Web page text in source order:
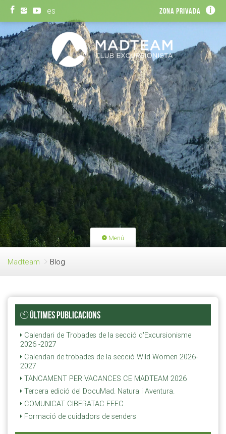
es Zona privada
Menú
PORTADA
BLOG QUI SOM
FES-TE SOCI
Madteam Blog
ÚLTIMES PUBLICACIONS
Calendari de Trobades de la secció d'Excursionisme
2026 -2027
Calendari de trobades de la secció Wild Women 2026-
2027
TANCAMENT PER VACANCES CE MADTEAM 2026
Tercera edició del DocuMad. Natura i Aventura.
COMUNICAT CIBERATAC FEEC
Formació de cuidadors de senders